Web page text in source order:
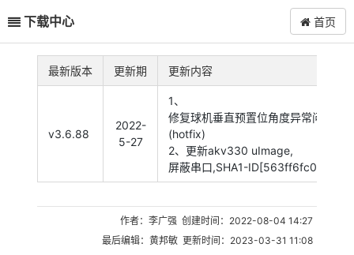
下载中心 首页
最新版本 更新期 更新内容
v3.6.88
2022-
5-27
1、
修复球机垂直预置位角度异常问题
(hotfix)
2、更新akv330 uImage,
屏蔽串口,SHA1-ID[563ff6fc0]
作者：李广强 创建时间：2022-08-04 14:27
最后编辑：黄邦敏 更新时间：2023-03-31 11:08